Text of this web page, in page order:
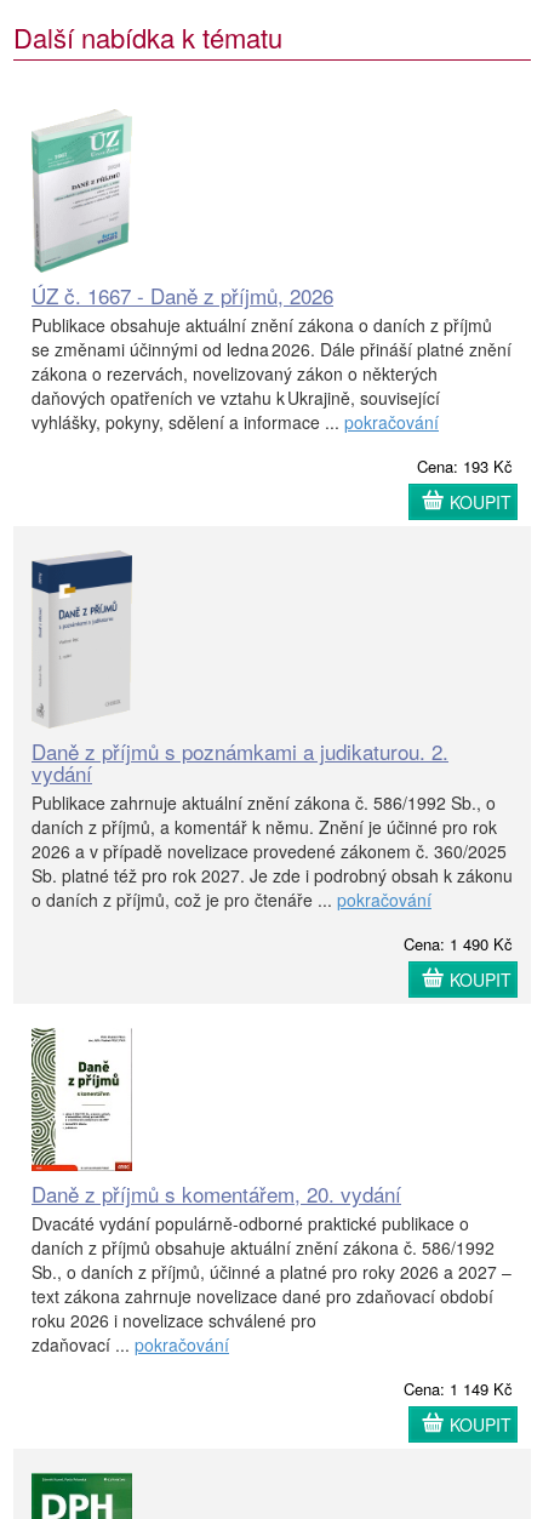
Další nabídka k tématu
ÚZ č. 1667 - Daně z příjmů, 2026
Publikace obsahuje aktuální znění zákona o daních z příjmů
se změnami účinnými od ledna 2026. Dále přináší platné znění
zákona o rezervách, novelizovaný zákon o některých
daňových opatřeních ve vztahu k Ukrajině, související
vyhlášky, pokyny, sdělení a informace ... pokračování
Cena: 193 Kč
KOUPIT
Daně z příjmů s poznámkami a judikaturou. 2.
vydání
Publikace zahrnuje aktuální znění zákona č. 586/1992 Sb., o
daních z příjmů, a komentář k němu. Znění je účinné pro rok
2026 a v případě novelizace provedené zákonem č. 360/2025
Sb. platné též pro rok 2027. Je zde i podrobný obsah k zákonu
o daních z příjmů, což je pro čtenáře ... pokračování
Cena: 1 490 Kč
KOUPIT
Daně z příjmů s komentářem, 20. vydání
Dvacáté vydání populárně-odborné praktické publikace o
daních z příjmů obsahuje aktuální znění zákona č. 586/1992
Sb., o daních z příjmů, účinné a platné pro roky 2026 a 2027 –
text zákona zahrnuje novelizace dané pro zdaňovací období
roku 2026 i novelizace schválené pro
zdaňovací ... pokračování
Cena: 1 149 Kč
KOUPIT